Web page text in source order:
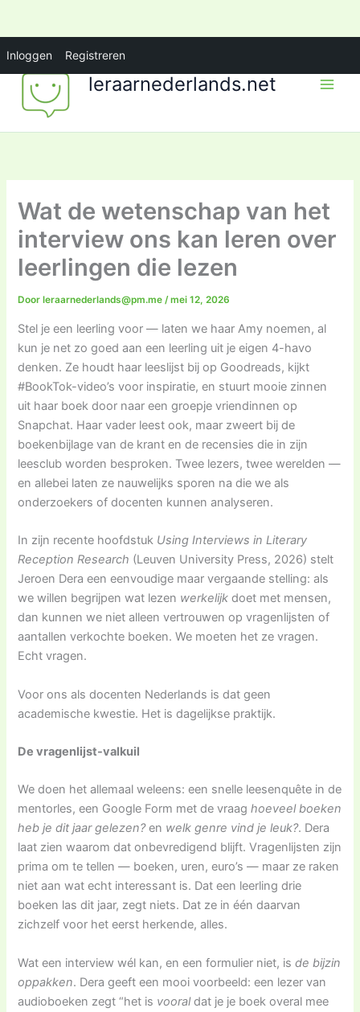
Inloggen Registreren
inhoud
leraarnederlands.net
Wat de wetenschap van het
interview ons kan leren over
leerlingen die lezen
Door leraarnederlands@pm.me/mei 12, 2026
Stel je een leerling voor — laten we haar Amy noemen, al
kun je net zo goed aan een leerling uit je eigen 4-havo
denken. Ze houdt haar leeslijst bij op Goodreads, kijkt
#BookTok-video’s voor inspiratie, en stuurt mooie zinnen
uit haar boek door naar een groepje vriendinnen op
Snapchat. Haar vader leest ook, maar zweert bij de
boekenbijlage van de krant en de recensies die in zijn
leesclub worden besproken. Twee lezers, twee werelden —
en allebei laten ze nauwelijks sporen na die we als
onderzoekers of docenten kunnen analyseren.
In zijn recente hoofdstuk Using Interviews in Literary
Reception Research (Leuven University Press, 2026) stelt
Jeroen Dera een eenvoudige maar vergaande stelling: als
we willen begrijpen wat lezen werkelijk doet met mensen,
dan kunnen we niet alleen vertrouwen op vragenlijsten of
aantallen verkochte boeken. We moeten het ze vragen.
Echt vragen.
Voor ons als docenten Nederlands is dat geen
academische kwestie. Het is dagelijkse praktijk.
De vragenlijst-valkuil
We doen het allemaal weleens: een snelle leesenquête in de
mentorles, een Google Form met de vraaghoeveel boeken
heb je dit jaar gelezen?en welk genre vind je leuk?. Dera
laat zien waarom dat onbevredigend blijft. Vragenlijsten zijn
prima om te tellen — boeken, uren, euro’s — maar ze raken
niet aan wat echt interessant is. Dat een leerling drie
boeken las dit jaar, zegt niets. Dat ze in één daarvan
zichzelf voor het eerst herkende, alles.
Wat een interview wél kan, en een formulier niet, isde bijzin
oppakken. Dera geeft een mooi voorbeeld: een lezer van
audioboeken zegt “het is vooraldat je je boek overal mee